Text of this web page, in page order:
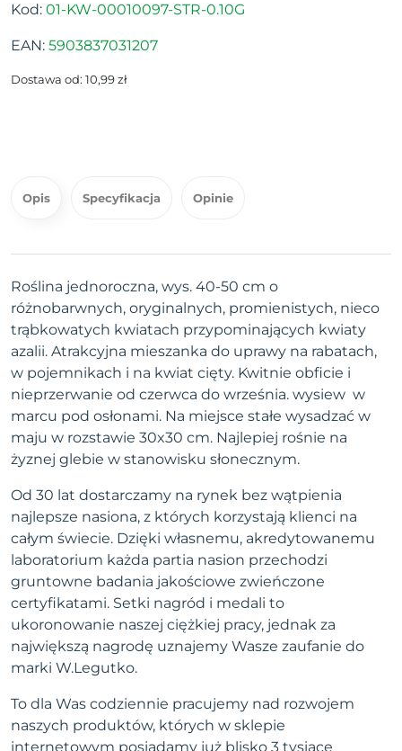
Kod: 01-KW-00010097-STR-0.10G
EAN: 5903837031207
Dostawa od: 10,99 zł
Opis Specyfikacja Opinie
Roślina jednoroczna, wys. 40-50 cm o
różnobarwnych, oryginalnych, promienistych, nieco
trąbkowatych kwiatach przypominających kwiaty
azalii. Atrakcyjna mieszanka do uprawy na rabatach,
w pojemnikach i na kwiat cięty. Kwitnie obficie i
nieprzerwanie od czerwca do września. wysiew w
marcu pod osłonami. Na miejsce stałe wysadzać w
maju w rozstawie 30x30 cm. Najlepiej rośnie na
żyznej glebie w stanowisku słonecznym.
Od 30 lat dostarczamy na rynek bez wątpienia
najlepsze nasiona, z których korzystają klienci na
całym świecie. Dzięki własnemu, akredytowanemu
laboratorium każda partia nasion przechodzi
gruntowne badania jakościowe zwieńczone
certyfikatami. Setki nagród i medali to
ukoronowanie naszej ciężkiej pracy, jednak za
największą nagrodę uznajemy Wasze zaufanie do
marki W.Legutko.
To dla Was codziennie pracujemy nad rozwojem
naszych produktów, których w sklepie
internetowym posiadamy już blisko 3 tysiące